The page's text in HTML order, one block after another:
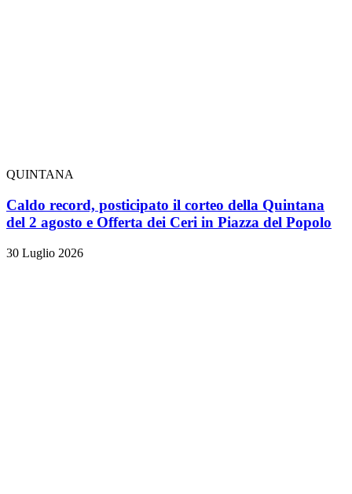
QUINTANA
Caldo record, posticipato il corteo della Quintana
del 2 agosto e Offerta dei Ceri in Piazza del Popolo
30 Luglio 2026